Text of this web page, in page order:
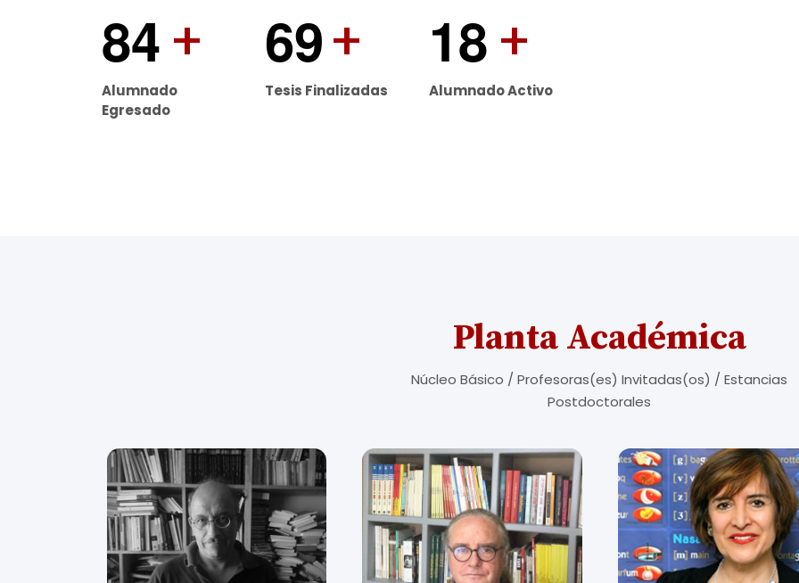
84 +
Alumnado
Egresado
69+
Tesis Finalizadas
18 +
Alumnado Activo
Planta Académica
Núcleo Básico / Profesoras(es) Invitadas(os) / Estancias
Postdoctorales